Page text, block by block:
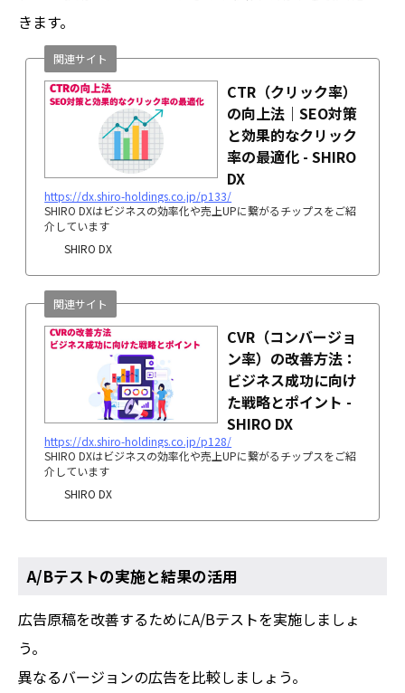
きます。
CTR（クリック率）
の向上法｜SEO対策
と効果的なクリック
率の最適化 - SHIRO
DX
https://dx.shiro-holdings.co.jp/p133/
SHIRO DXはビジネスの効率化や売上UPに繋がるチップスをご紹
介しています
SHIRO DX
関連サイト
CVR（コンバージョ
ン率）の改善方法：
ビジネス成功に向け
た戦略とポイント -
SHIRO DX
https://dx.shiro-holdings.co.jp/p128/
SHIRO DXはビジネスの効率化や売上UPに繋がるチップスをご紹
介しています
SHIRO DX
関連サイト
A/Bテストの実施と結果の活用
広告原稿を改善するためにA/Bテストを実施しましょ
う。
異なるバージョンの広告を比較しましょう。